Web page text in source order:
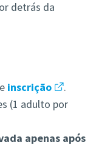
detrás da
inscrição
.
(1 adulto por
apenas após